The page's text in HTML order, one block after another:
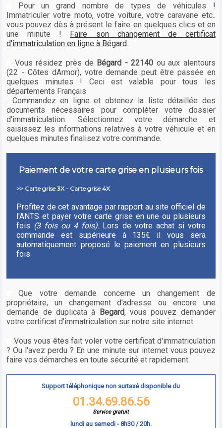
Pour un grand nombre de types de véhicules !
Immatriculer votre moto, votre voiture, votre caravane etc..
vous pouvez dès à présent le faire en quelques clics et en
une minute ! Faire son changement de certificat
d'immatriculation en ligne à Bégard.
Vous résidez près de Bégard - 22140 ou aux alentours
(22 - Côtes dArmor), votre demande peut être passée en
quelques minutes ! Ceci est valable pour tous les
départements Français
. Commandez en ligne et obtenez la liste détaillée des
documents nécessaires pour compléter votre dossier
d'immatriculation. Sélectionnez votre démarche et
saisissez les informations relatives à votre véhicule et en
quelques minutes finalisez votre commande.
Paiement de votre carte grise en plusieurs fois
>> Carte grise 3X - Carte grise 4X
Profitez de cet avantage par rapport au site officiel de
l'ANTS et payer votre carte grise en une ou plusieurs
fois (3 fois ou 4 fois). Lors de votre achat si votre
commande est supérieure à 135€ il vous sera
automatiquement proposé le paiement en plusieurs
fois
Que votre demande concerne un changement de
propriétaire, un changement d'adresse ou encore une
demande de duplicata à Begard, vous pouvez demander
votre certificat d'immatriculation sur notre site internet.
Vous vous êtes fait voler votre certificat d'immatriculation
? Ou l'avez perdu ? En une minute sur internet vous pouvez
faire vos démarches en toute sécurité et rapidement.
Support téléphonique non surtaxé disponible du
01.34.69.86.56
Service gratuit
lundi au samedi - 8h30 / 20h.